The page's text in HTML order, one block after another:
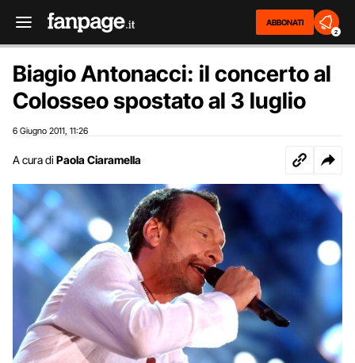
ABBONATI
2
Biagio Antonacci: il concerto al
Colosseo spostato al 3 luglio
6 Giugno 2011 11:26
A cura di Paola Ciaramella